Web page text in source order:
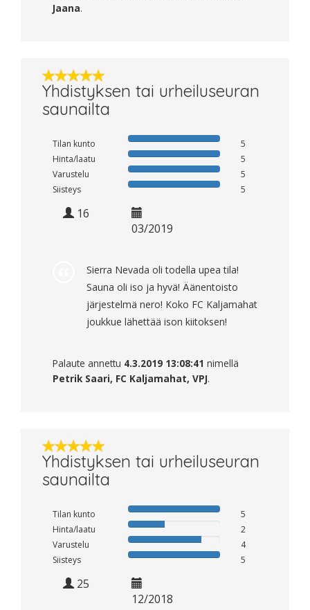
Jaana.
Yhdistyksen tai urheiluseuran
saunailta
Tilan kunto
5
Hinta/laatu
5
Varustelu
5
Siisteys
5
16
03/2019
Sierra Nevada oli todella upea tila!
Sauna oli iso ja hyvä! Äänentoisto
järjestelmä nero! Koko FC Kaljamahat
joukkue lähettää ison kiitoksen!
Palaute annettu 4.3.2019 13:08:41 nimellä
Petrik Saari, FC Kaljamahat, VPJ.
Yhdistyksen tai urheiluseuran
saunailta
Tilan kunto
5
Hinta/laatu
2
Varustelu
4
Siisteys
5
25
12/2018